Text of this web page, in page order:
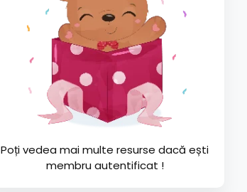
Poți vedea mai multe resurse dacă ești
membru autentificat !